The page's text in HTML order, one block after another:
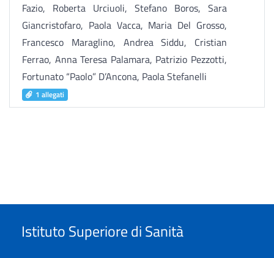
Fazio, Roberta Urciuoli, Stefano Boros, Sara
Giancristofaro, Paola Vacca, Maria Del Grosso,
Francesco Maraglino, Andrea Siddu, Cristian
Ferrao, Anna Teresa Palamara, Patrizio Pezzotti,
Fortunato “Paolo” D’Ancona, Paola Stefanelli
1 allegati
Istituto Superiore di Sanità